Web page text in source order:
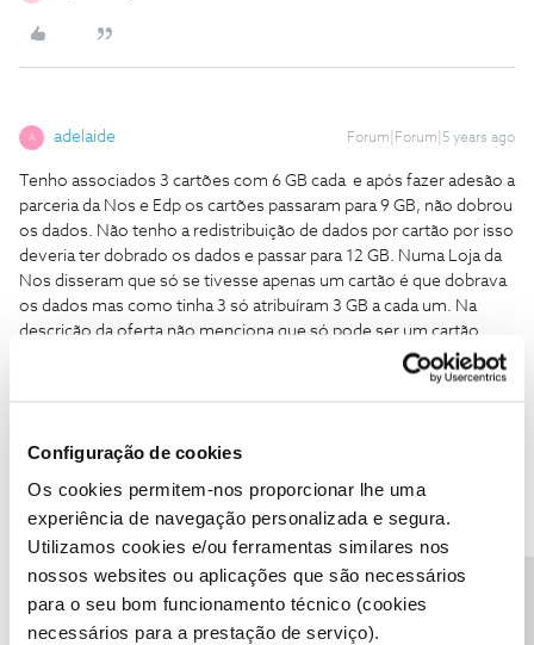
Configuração de cookies
Os cookies permitem-nos proporcionar lhe uma
experiência de navegação personalizada e segura.
Utilizamos cookies e/ou ferramentas similares nos
nossos websites ou aplicações que são necessários
para o seu bom funcionamento técnico (cookies
necessários para a prestação de serviço).
A adelaide Forum|Forum|5 years ago
Tenho associados 3 cartões com 6 GB cada e após fazer adesão a
parceria da Nos e Edp os cartões passaram para 9 GB, não dobrou
os dados. Não tenho a redistribuição de dados por cartão por isso
deveria ter dobrado os dados e passar para 12 GB. Numa Loja da
Nos disseram que só se tivesse apenas um cartão é que dobrava
os dados mas como tinha 3 só atribuíram 3 GB a cada um. Na
descrição da oferta não menciona que só pode ser um cartão.
Gostaria de algum esclarecimento em relação a atribuição dos
recebi 3gb em cada .É publicidade enganosa quando dizem que é
o dobro dos dados moveis em cada cartão.
N Nelson Alves Forum|Forum|5 years ago